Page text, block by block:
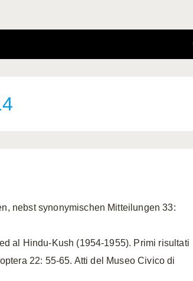
nebst synonymischen Mitteilungen 33:
al Hindu-Kush (1954-1955). Primi risultati
22: 55-65. Atti del Museo Civico di